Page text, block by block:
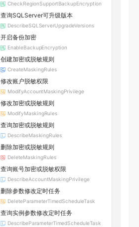
CheckRegionSupportBackupEncryption
查询SQLServer可升级版本
DescribeSQLServerUpgradeVersions
开启备份加密
EnableBackupEncryption
创建加密或脱敏规则
CreateMaskingRules
修改账户脱敏权限
ModifyAccountMaskingPrivilege
修改加密或脱敏规则
ModifyMaskingRules
查询加密或脱敏规则
DescribeMaskingRules
删除加密或脱敏规则
DeleteMaskingRules
查询账号加密或脱敏权限
DescribeAccountMaskingPrivilege
删除参数修改定时任务
DeleteParameterTimedScheduleTask
查询实例参数修改定时任务
DescribeParameterTimedScheduleTask